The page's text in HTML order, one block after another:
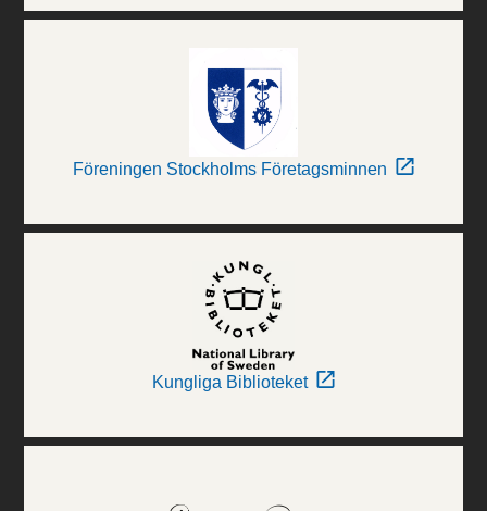
Föreningen Stockholms Företagsminnen
Kungliga Biblioteket